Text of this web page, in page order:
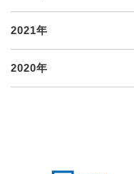
2021年
2020年